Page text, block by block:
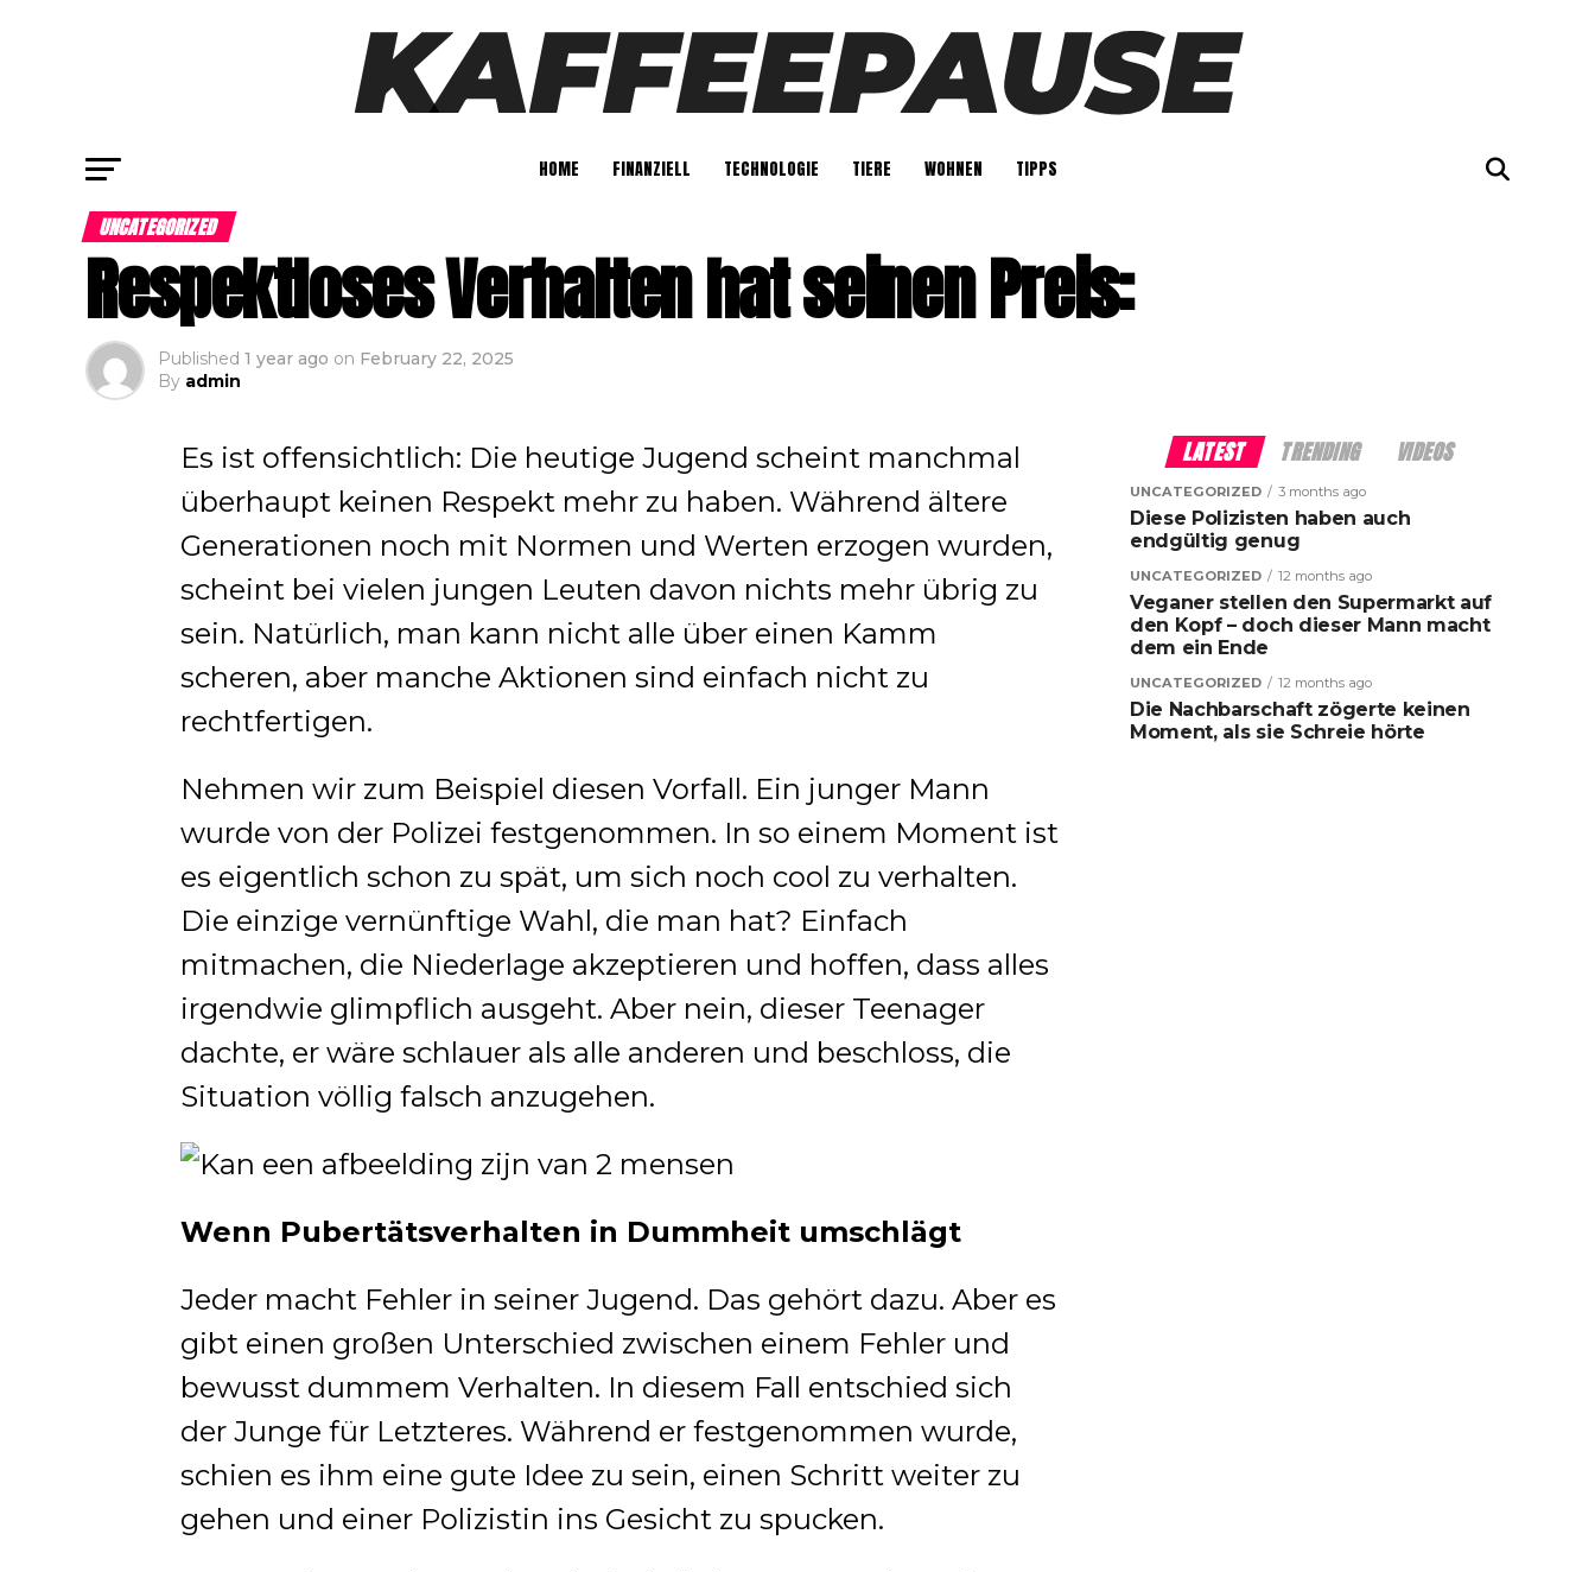
HOME FINANZIELL TECHNOLOGIE TIERE WOHNEN TIPPS
UNCATEGORIZED
Respektloses Verhalten hat seinen Preis:
Published 1 year ago on February 22, 2025
By admin
Es ist offensichtlich: Die heutige Jugend scheint manchmal
überhaupt keinen Respekt mehr zu haben. Während ältere
Generationen noch mit Normen und Werten erzogen wurden,
scheint bei vielen jungen Leuten davon nichts mehr übrig zu
sein. Natürlich, man kann nicht alle über einen Kamm
scheren, aber manche Aktionen sind einfach nicht zu
rechtfertigen.
Nehmen wir zum Beispiel diesen Vorfall. Ein junger Mann
wurde von der Polizei festgenommen. In so einem Moment ist
es eigentlich schon zu spät, um sich noch cool zu verhalten.
Die einzige vernünftige Wahl, die man hat? Einfach
mitmachen, die Niederlage akzeptieren und hoffen, dass alles
irgendwie glimpflich ausgeht. Aber nein, dieser Teenager
dachte, er wäre schlauer als alle anderen und beschloss, die
Situation völlig falsch anzugehen.
Wenn Pubertätsverhalten in Dummheit umschlägt
Jeder macht Fehler in seiner Jugend. Das gehört dazu. Aber es
gibt einen großen Unterschied zwischen einem Fehler und
bewusst dummem Verhalten. In diesem Fall entschied sich
der Junge für Letzteres. Während er festgenommen wurde,
schien es ihm eine gute Idee zu sein, einen Schritt weiter zu
gehen und einer Polizistin ins Gesicht zu spucken.
LATEST TRENDING VIDEOS
UNCATEGORIZED 3 months ago
Diese Polizisten haben auch
endgültig genug
UNCATEGORIZED 12 months ago
Veganer stellen den Supermarkt auf
den Kopf – doch dieser Mann macht
dem ein Ende
UNCATEGORIZED 12 months ago
Die Nachbarschaft zögerte keinen
Moment, als sie Schreie hörte